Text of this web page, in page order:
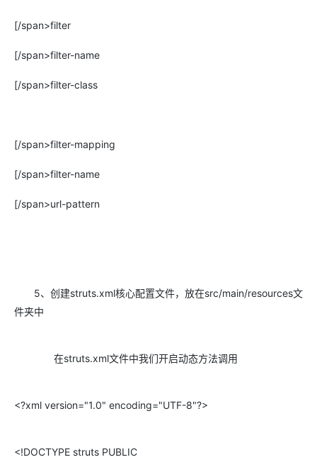
[/span>filter
[/span>filter-name
[/span>filter-class
[/span>filter-mapping
[/span>filter-name
[/span>url-pattern
5、创建struts.xml核心配置文件，放在src/main/resources文
件夹中
在struts.xml文件中我们开启动态方法调用
<?xml version="1.0" encoding="UTF-8"?>
<!DOCTYPE struts PUBLIC